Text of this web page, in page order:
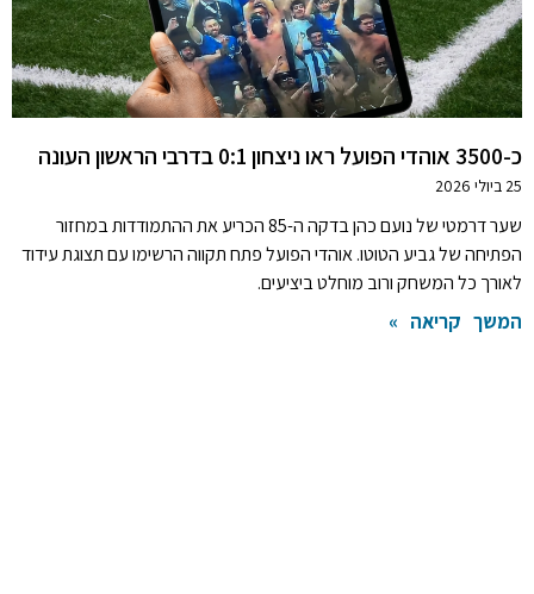
כ-3500 אוהדי הפועל ראו ניצחון 0:1 בדרבי הראשון העונה
25 ביולי 2026
שער דרמטי של נועם כהן בדקה ה-85 הכריע את ההתמודדות במחזור
הפתיחה של גביע הטוטו. אוהדי הפועל פתח תקווה הרשימו עם תצוגת עידוד
לאורך כל המשחק ורוב מוחלט ביציעים.
המשך קריאה »